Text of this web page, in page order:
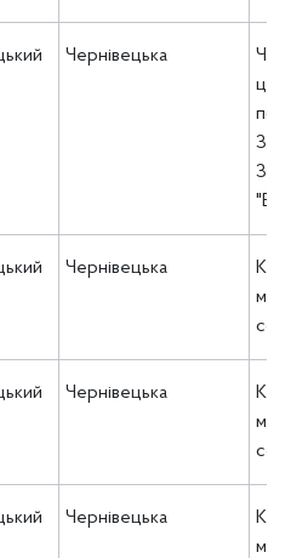
Чернівецька
Чернівецька
КУ
Чернівецька
КУ
Чернівецька
КУ